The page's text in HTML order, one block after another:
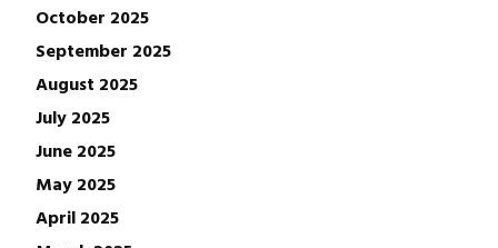
October 2025
September 2025
August 2025
July 2025
June 2025
May 2025
April 2025